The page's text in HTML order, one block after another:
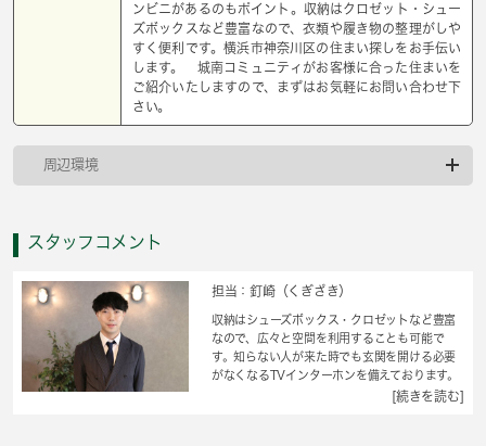
ンビニがあるのもポイント。収納はクロゼット・シュー
ズボックスなど豊富なので、衣類や履き物の整理がしや
すく便利です。横浜市神奈川区の住まい探しをお手伝い
します。 城南コミュニティがお客様に合った住まいを
ご紹介いたしますので、まずはお気軽にお問い合わせ下
さい。
周辺環境
スタッフコメント
担当：釘崎（くぎざき）
収納はシューズボックス・クロゼットなど豊富
なので、広々と空間を利用することも可能で
す。知らない人が来た時でも玄関を開ける必要
がなくなるTVインターホンを備えております。
室内設備は照明付き・エアコン・ネット使用料
[続きを読む]